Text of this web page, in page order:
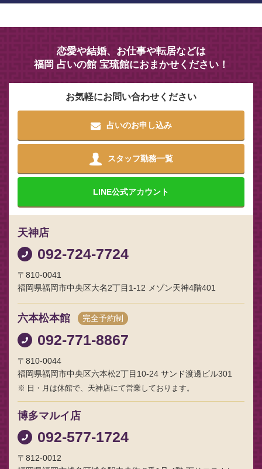
恋愛や結婚、お仕事や転居などは
福岡 占いの館 宝琉館におまかせください！
お気軽にお問い合わせください
占いのお申し込み
スタッフ勤務一覧
LINE公式アカウント
天神店
092-724-7724
〒810-0041
福岡県福岡市中央区大名2丁目1-12 メゾン天神4階401
六本松本館 完全予約制
092-771-8867
〒810-0044
福岡県福岡市中央区六本松2丁目10-24 サンド渡邊ビル301
日・月は休館で、天神店にて営業しております。
博多マルイ店
092-577-1724
〒812-0012